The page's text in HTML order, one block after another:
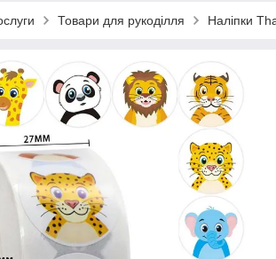
Товари для рукоділля Наліпки